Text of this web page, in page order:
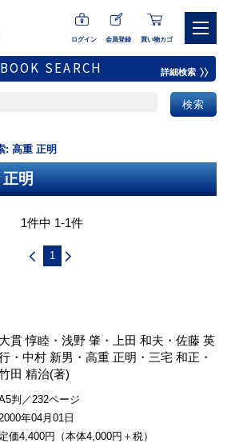
ログイン 会員登録 買い物カゴ
BOOK SEARCH 詳細検索
: 高重 正明
明
1件中 1-1件
1
大貫 惇睦 ・浅野 肇 ・ 上田 和夫 ・佐藤 英
・中村 新男 ・高重 正明 ・ 三宅 和正 ・
田 精治(著)
判／232ページ
2000年04月01日
定価4,400円（本体4,000円＋税）